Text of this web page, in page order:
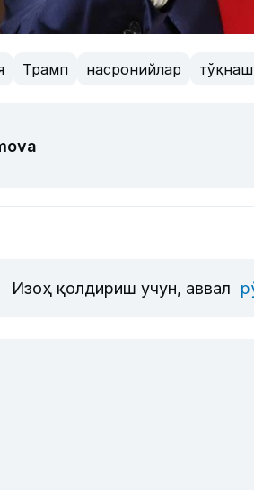
Трамп насронийлар
Изоҳ қолдириш учун, аввал